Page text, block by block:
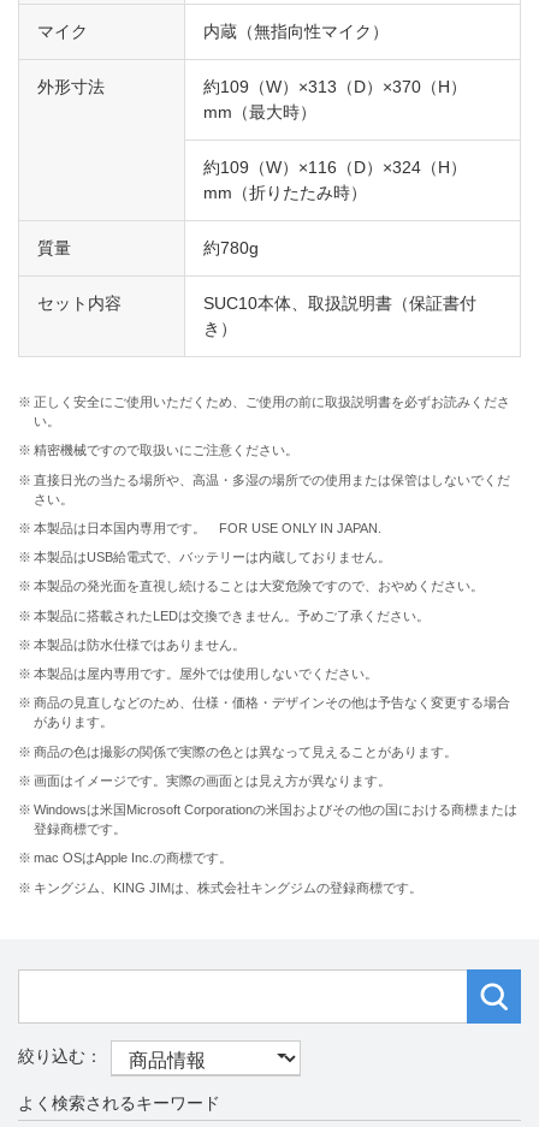
マイク 内蔵（無指向性マイク）
外形寸法
約109（W）×313（D）×370（H）
mm （最大時）
約109（W）×116（D）×324（H）
mm （折りたたみ時）
質量 約780g
セット内容
SUC10本体、取扱説明書（保証書付
き）
※ 正しく安全にご使用いただくため、ご使用の前に取扱説明書を必ずお読みくださ
い。
※ 精密機械ですので取扱いにご注意ください。
※ 直接日光の当たる場所や、高温・多湿の場所での使用または保管はしないでくだ
さい。
※ 本製品は日本国内専用です。 FOR USE ONLY IN JAPAN.
※ 本製品はUSB給電式で、バッテリーは内蔵しておりません。
※ 本製品の発光面を直視し続けることは大変危険ですので、おやめください。
※ 本製品に搭載されたLEDは交換できません。予めご了承ください。
※ 本製品は防水仕様ではありません。
※ 本製品は屋内専用です。屋外では使用しないでください。
※ 商品の見直しなどのため、仕様・価格・デザインその他は予告なく変更する場合
があります。
※ 商品の色は撮影の関係で実際の色とは異なって見えることがあります。
※ 画面はイメージです。実際の画面とは見え方が異なります。
※ Windowsは米国Microsoft Corporationの米国およびその他の国における商標または
登録商標です。
※ mac OSはApple Inc.の商標です。
※ キングジム、KING JIMは、株式会社キングジムの登録商標です。
よく検索されるキーワード